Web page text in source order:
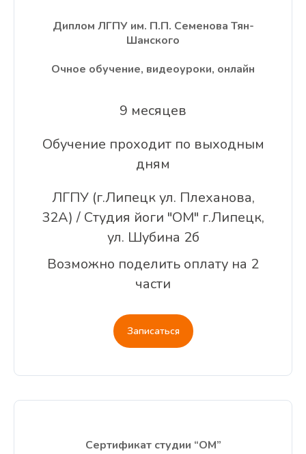
Диплом ЛГПУ им. П.П. Семенова Тян-
Шанского
Очное обучение, видеоуроки, онлайн
9 месяцев
Обучение проходит по выходным
дням
ЛГПУ (г.Липецк ул. Плеханова,
32А) / Студия йоги "ОМ" г.Липецк,
ул. Шубина 2б
Возможно поделить оплату на 2
части
Записаться
Сертификат студии “ОМ”